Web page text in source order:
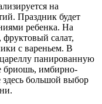
на
Праздник будет
ребенка. На
салат,
с вареньем. В
панированную
бриошь, имбирно-
большой выбор